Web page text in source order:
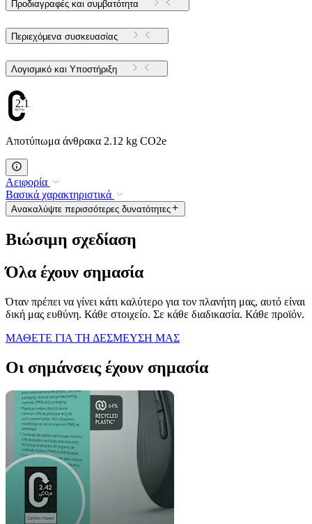
Προδιαγραφές και συμβατότητα
Περιεχόμενα συσκευασίας
Λογισμικό και Υποστήριξη
2.12
Αποτύπωμα άνθρακα 2.12 kg CO2e
Αειφορία
Βασικά χαρακτηριστικά
Ανακαλύψτε περισσότερες δυνατότητες
Βιώσιμη σχεδίαση
Όλα έχουν σημασία
Όταν πρέπει να γίνει κάτι καλύτερο για τον πλανήτη μας, αυτό είναι
δική μας ευθύνη. Κάθε στοιχείο. Σε κάθε διαδικασία. Κάθε προϊόν.
ΜΑΘΕΤΕ ΓΙΑ ΤΗ ΔΕΣΜΕΥΣΗ ΜΑΣ
Οι σημάνσεις έχουν σημασία